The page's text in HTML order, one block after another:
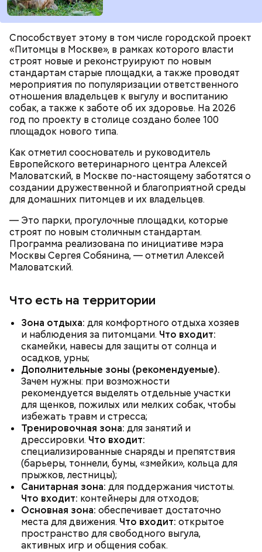
Способствует этому в том числе городской проект
«Питомцы в Москве», в рамках которого власти
строят новые и реконструируют по новым
стандартам старые площадки, а также проводят
мероприятия по популяризации ответственного
отношения владельцев к выгулу и воспитанию
собак, а также к заботе об их здоровье. На 2026
год по проекту в столице создано более 100
площадок нового типа.
Как отметил сооснователь и руководитель
Европейского ветеринарного центра Алексей
Маловатский, в Москве по-настоящему заботятся о
создании дружественной и благоприятной среды
для домашних питомцев и их владельцев.
— Это парки, прогулочные площадки, которые
строят по новым столичным стандартам.
Программа реализована по инициативе мэра
Москвы Сергея Собянина, — отметил Алексей
Маловатский.
Что есть на территории
Зона отдыха: для комфортного отдыха хозяев
и наблюдения за питомцами. Что входит:
скамейки, навесы для защиты от солнца и
осадков, урны;
Дополнительные зоны (рекомендуемые).
Зачем нужны: при возможности
рекомендуется выделять отдельные участки
для щенков, пожилых или мелких собак, чтобы
избежать травм и стресса;
Тренировочная зона: для занятий и
дрессировки. Что входит:
специализированные снаряды и препятствия
(барьеры, тоннели, бумы, «змейки», кольца для
прыжков, лестницы);
Санитарная зона: для поддержания чистоты.
Что входит: контейнеры для отходов;
Основная зона: обеспечивает достаточно
места для движения. Что входит: открытое
пространство для свободного выгула,
активных игр и общения собак.
От новичка к профи:
«Абилимпикс» помогает в
трудоустройстве москвичам с
особенностями здоровья
Лучшая техника
В Первом московском образовательном комплексе
обновили мастерские для дизайнеров одежды. Их
оснастили промышленными швейными машинами,
манекенами. В колледже также открылась
лаборатория для бариста с профессиональными
кофемашинами и инструментами, где уже
занимаются более 500 студентов.
— Модернизация мастерских помогает сократить
разрыв между учебным процессом и реальным
производством. Теперь в наших швейных
лабораториях и лаборатории напитков у каждого
студента есть свое оборудование и свой станок,
на котором они могут отработать необходимые
навыки. Это дает выпускникам конкурентные
преимущества при трудоустройстве, — отметил
директор Первого московского образовательного
комплекса Юрий Мироненко.
Диплом по цене квартиры: из чего
складывается стоимость
обучения в вузах и какие
профессии будут престижными
ПРЯМАЯ РЕЧЬ
Ситора Даргель, заместитель директора по
событийному маркетингу кинопарка «Москино»:
Кинопарк «Москино» — часть проекта мэра
столицы «Москва — город кино» и объект
московского кинокластера. На экскурсиях мы
предлагаем ребятам полностью погрузиться в
киносреду — пообщаться со специалистами,
увидеть павильоны, в которых снимаются крупные
отечественные новинки. Здесь мы можем показать
учащимся старших классов весь процесс
кинопроизводства изнутри.